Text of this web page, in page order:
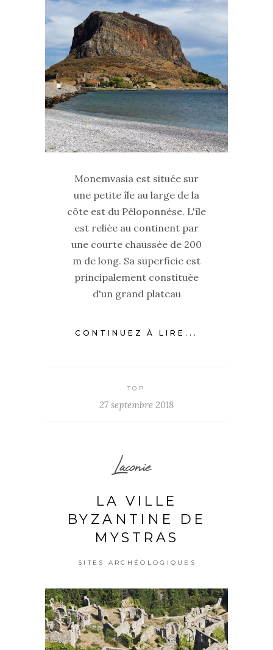
Monemvasia est située sur
une petite île au large de la
côte est du Péloponnèse. L'île
est reliée au continent par
une courte chaussée de 200
m de long. Sa superficie est
principalement constituée
d'un grand plateau
CONTINUEZ À LIRE...
TOP
27 septembre 2018
Laconie
LA VILLE
BYZANTINE DE
MYSTRAS
SITES ARCHÉOLOGIQUES